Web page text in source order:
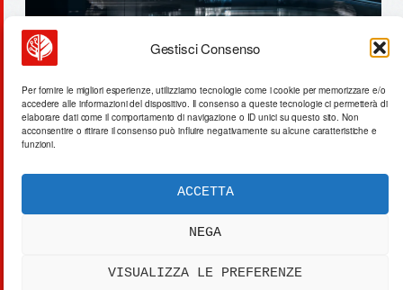
Gestisci Consenso
Per fornire le migliori esperienze, utilizziamo tecnologie come i cookie per memorizzare e/o
accedere alle informazioni del dispositivo. Il consenso a queste tecnologie ci permetterà di
elaborare dati come il comportamento di navigazione o ID unici su questo sito. Non
acconsentire o ritirare il consenso può influire negativamente su alcune caratteristiche e
funzioni.
ACCETTA
NEGA
VISUALIZZA LE PREFERENZE
il mar rosso che inghiotte 1
miliardo di barili
> SYSTEM OUTPUT: DATA_FEED.xml